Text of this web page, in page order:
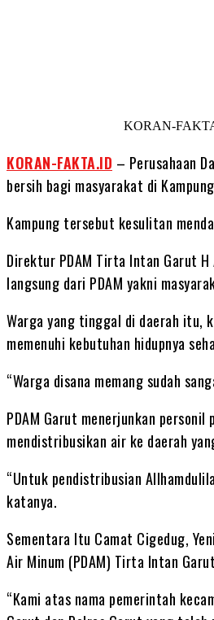
KORAN-FAKTA.ID – Perusahaan
bersih bagi masyarakat di
Kampung tersebut kesulitan
Direktur PDAM Tirta Intan Garut
langsung dari PDAM yakni
Warga yang tinggal di daerah itu,
memenuhi kebutuhan hidupnya
“Warga disana memang sudah
PDAM Garut menerjunkan
mendistribusikan air ke daerah
“Untuk pendistribusian
katanya.
Sementara Itu Camat Cigedug,
Air Minum (PDAM) Tirta Intan
“Kami atas nama pemerintah